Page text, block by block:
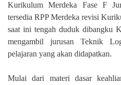
Kurikulum Merdeka Fase F
tersedia RPP Merdeka revisi
saat ini tengah duduk
mengambil jurusan Teknik
pelajaran yang akan didapatkan.
Mulai dari materi dasar